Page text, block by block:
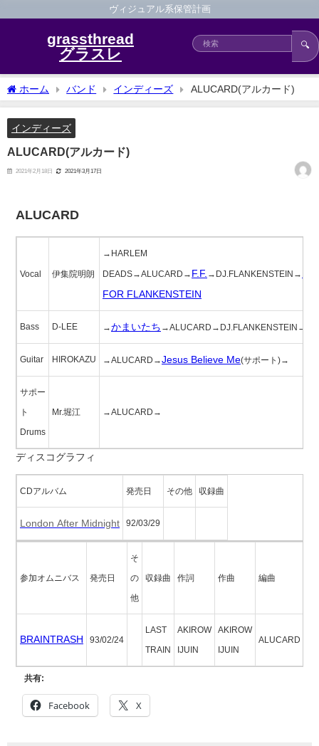
ヴィジュアル系保管計画
grassthread
グラスレ
🔍
ホーム バンド インディーズ ALUCARD(アルカード)
インディーズ
ALUCARD(アルカード)
2021年2月18日 2021年3月17日
ALUCARD
Vocal 伊集院明朗
→HARLEM
DEADS→ALUCARD→ F.F. →DJ.FLANKENSTEIN→
FOR FLANKENSTEIN
Bass D-LEE →かまいたち →ALUCARD→DJ.FLANKENSTEIN→
Guitar HIROKAZU →ALUCARD→Jesus Believe Me(サポート)→
サポー
ト
Drums
Mr.堀江 →ALUCARD→
ディスコグラフィ
CDアルバム 発売日 その他 収録曲
London After Midnight 92/03/29
参加オムニバス 発売日
そ
の
他
収録曲 作詞 作曲 編曲
BRAINTRASH 93/02/24
LAST
TRAIN
AKIROW
IJUIN
AKIROW
IJUIN
ALUCARD
共有:
Facebook X